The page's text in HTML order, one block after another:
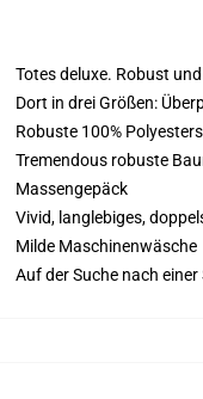
Totes deluxe. Robust
Dort in drei Größen:
Robuste 100%
Tremendous robuste
Massengepäck
Vivid, langlebiges,
Milde Maschinenwäsche
Auf der Suche nach